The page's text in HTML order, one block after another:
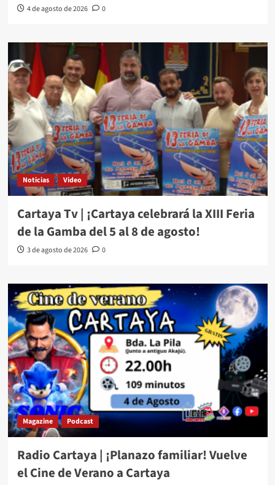
4 de agosto de 2026 0
Noticias Video
Cartaya Tv | ¡Cartaya celebrará la XIII Feria
de la Gamba del 5 al 8 de agosto!
3 de agosto de 2026 0
Magazine Podcast
Radio Cartaya | ¡Planazo familiar! Vuelve
el Cine de Verano a Cartaya